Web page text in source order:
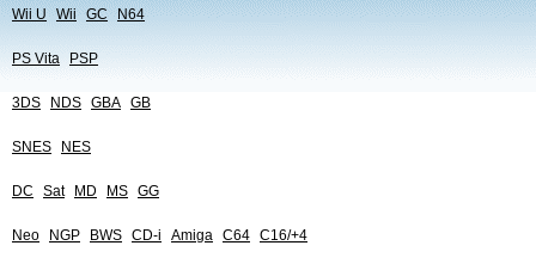
Wii U Wii GC N64
PS Vita PSP
3DS NDS GBA GB
SNES NES
DC Sat MD MS GG
Neo NGP BWS CD-i Amiga C64 C16/+4